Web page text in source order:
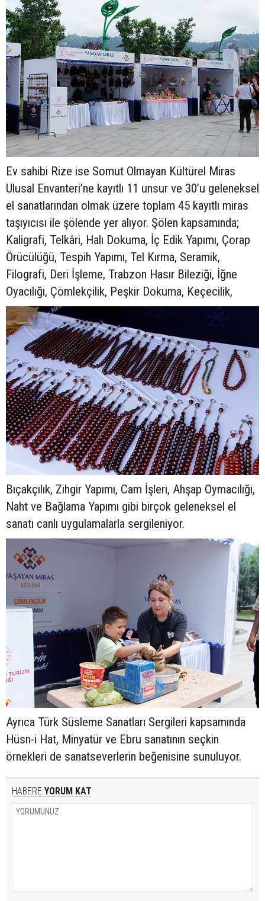
Ev sahibi Rize ise Somut Olmayan Kültürel Miras
Ulusal Envanteri’ne kayıtlı 11 unsur ve 30’u geleneksel
el sanatlarından olmak üzere toplam 45 kayıtlı miras
taşıyıcısı ile şölende yer alıyor. Şölen kapsamında;
Kaligrafi, Telkâri, Halı Dokuma, İç Edik Yapımı, Çorap
Örücülüğü, Tespih Yapımı, Tel Kırma, Seramik,
Filografi, Deri İşleme, Trabzon Hasır Bileziği, İğne
Oyacılığı, Çömlekçilik, Peşkir Dokuma, Keçecilik,
Bıçakçılık, Zihgir Yapımı, Cam İşleri, Ahşap Oymacılığı,
Naht ve Bağlama Yapımı gibi birçok geleneksel el
sanatı canlı uygulamalarla sergileniyor.
Ayrıca Türk Süsleme Sanatları Sergileri kapsamında
Hüsn-i Hat, Minyatür ve Ebru sanatının seçkin
örnekleri de sanatseverlerin beğenisine sunuluyor.
HABERE YORUM KAT